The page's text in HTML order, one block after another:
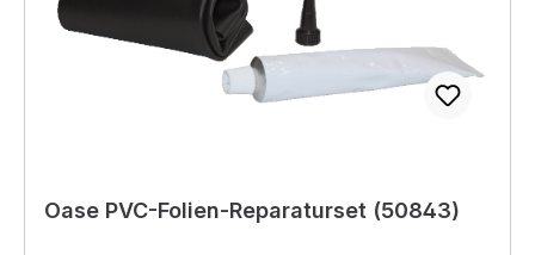
Oase PVC-Folien-Reparaturset (50843)